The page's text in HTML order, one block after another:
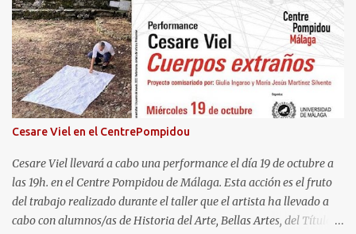
entre el s. I a.C. al III d.C., en el asentamiento costero se identifican
áreas residenciales, un área termal, un centro productor alfarero
que cuenta con varios hornos y un gran almacén, instalaciones de
carácter industrial y comercial, dedicadas especialmente al
salazón, y otros elementos complementarios. Todo ello se
encuentra protegido para su conservación desde el año 2016, en el
marco del proyecto de urbanización de una de las parcelas. Así,
una vez finalicen las labores de edificación en la que se encuentran
inmersa la urbanización, comenzarán las tareas de
acondicionamiento y puesta en...
Cesare Viel en el CentrePompidou
Cesare Viel llevará a cabo una performance el día 19 de octubre a
las 19h. en el Centre Pompidou de Málaga. Esta acción es el fruto
del trabajo realizado durante el taller que el artista ha llevado a
cabo con alumnos/as de Historia del Arte, Bellas Artes, del Título